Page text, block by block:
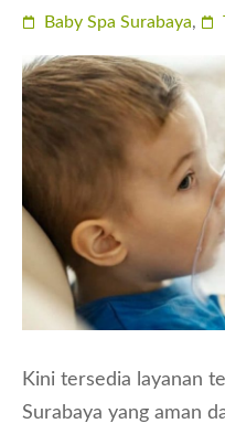
Baby Spa Surabaya,
Kini tersedia layanan
Surabaya yang aman